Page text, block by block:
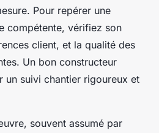
Pour repérer une
compétente, vérifiez son
client, et la qualité des
Un bon constructeur
un suivi chantier rigoureux et
souvent assumé par